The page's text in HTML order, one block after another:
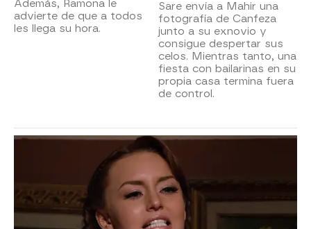
Además, Ramona le
advierte de que a todos
les llega su hora.
Sare envía a Mahir una
fotografía de Canfeza
junto a su exnovio y
consigue despertar sus
celos. Mientras tanto, una
fiesta con bailarinas en su
propia casa termina fuera
de control.